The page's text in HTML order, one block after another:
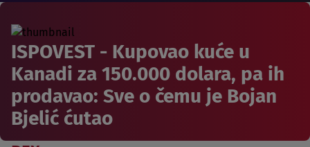
ISPOVEST - Kupovao kuće u
Kanadi za 150.000 dolara, pa ih
prodavao: Sve o čemu je Bojan
Bjelić ćutao